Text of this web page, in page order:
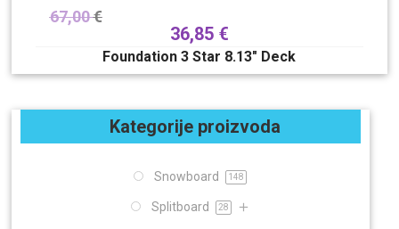
67,00€
36,85 €
Foundation 3 Star 8.13″ Deck
Kategorije proizvoda
Snowboard 148
Splitboard 28